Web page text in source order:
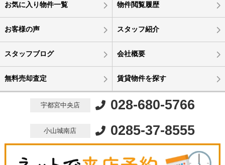
お気に入り物件一覧 物件閲覧履歴
お客様の声 スタッフ紹介
スタッフブログ 会社概要
無料売却査定 賃貸物件を探す
宇都宮中央店 028-680-5766
小山城南店 0285-37-8555